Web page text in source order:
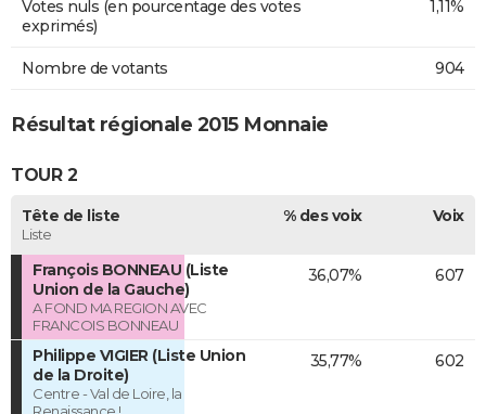
Votes nuls (en pourcentage des votes
exprimés)
1,11%
Nombre de votants 904
Résultat régionale 2015 Monnaie
TOUR 2
Tête de liste
Liste
% des voix Voix
François BONNEAU (Liste
Union de la Gauche)
A FOND MA REGION AVEC
FRANCOIS BONNEAU
36,07% 607
Philippe VIGIER (Liste Union
de la Droite)
Centre - Val de Loire, la
35,77% 602